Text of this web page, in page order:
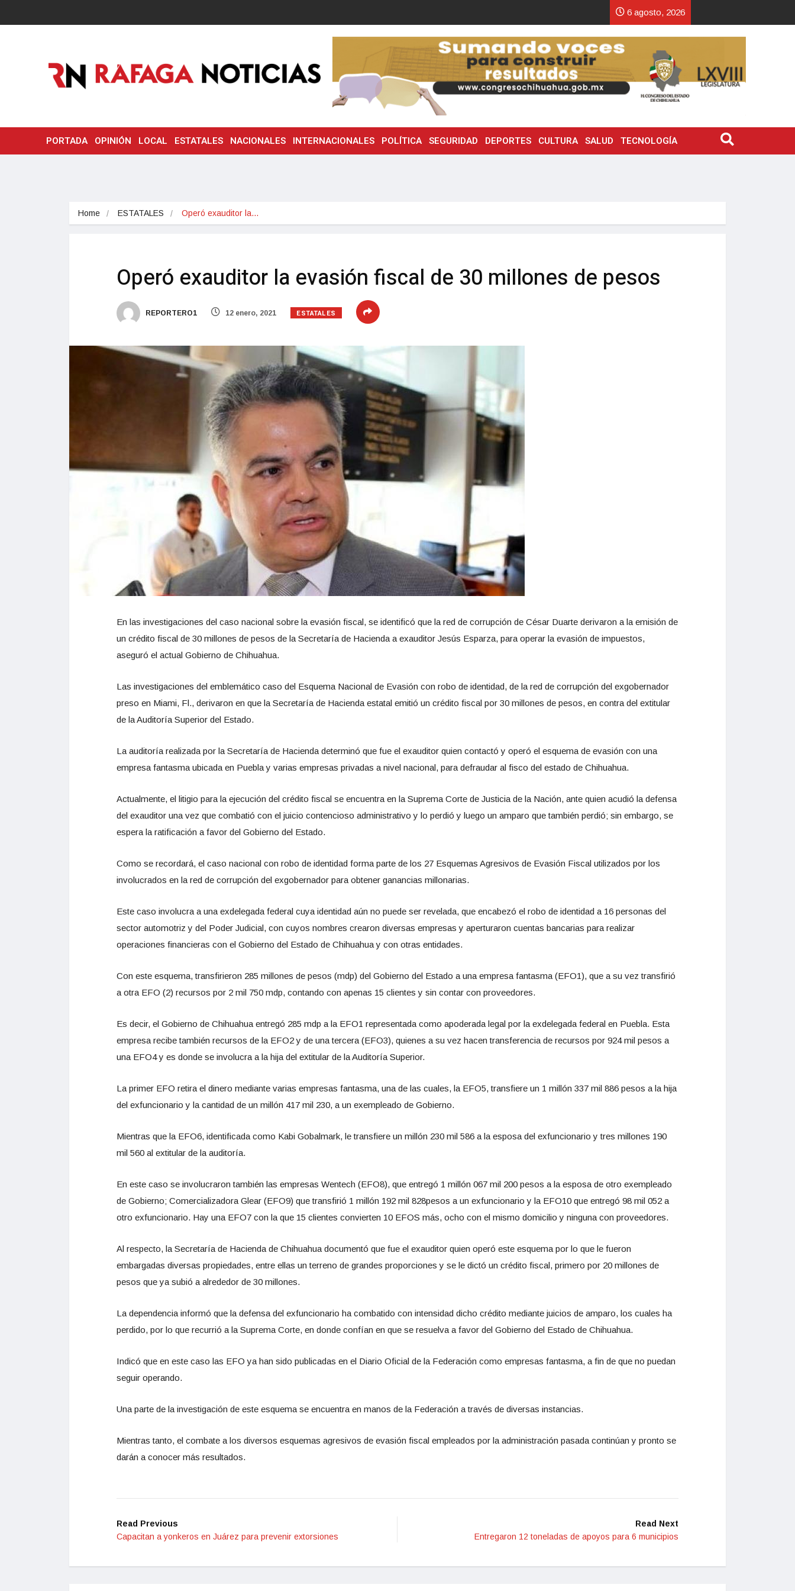
6 agosto, 2026
PORTADA OPINIÓN LOCAL ESTATALES NACIONALES INTERNACIONALES POLÍTICA SEGURIDAD DEPORTES CULTURA SALUD TECNOLOGÍA
Home ESTATALES Operó exauditor la…
Operó exauditor la evasión fiscal de 30 millones de pesos
REPORTERO1 12 enero, 2021 ESTATALES
En las investigaciones del caso nacional sobre la evasión fiscal, se identificó que la red de corrupción de César Duarte derivaron a la emisión de
un crédito fiscal de 30 millones de pesos de la Secretaría de Hacienda a exauditor Jesús Esparza, para operar la evasión de impuestos,
aseguró el actual Gobierno de Chihuahua.
Las investigaciones del emblemático caso del Esquema Nacional de Evasión con robo de identidad, de la red de corrupción del exgobernador
preso en Miami, Fl., derivaron en que la Secretaría de Hacienda estatal emitió un crédito fiscal por 30 millones de pesos, en contra del extitular
de la Auditoría Superior del Estado.
La auditoría realizada por la Secretaría de Hacienda determinó que fue el exauditor quien contactó y operó el esquema de evasión con una
empresa fantasma ubicada en Puebla y varias empresas privadas a nivel nacional, para defraudar al fisco del estado de Chihuahua.
Actualmente, el litigio para la ejecución del crédito fiscal se encuentra en la Suprema Corte de Justicia de la Nación, ante quien acudió la defensa
del exauditor una vez que combatió con el juicio contencioso administrativo y lo perdió y luego un amparo que también perdió; sin embargo, se
espera la ratificación a favor del Gobierno del Estado.
Como se recordará, el caso nacional con robo de identidad forma parte de los 27 Esquemas Agresivos de Evasión Fiscal utilizados por los
involucrados en la red de corrupción del exgobernador para obtener ganancias millonarias.
Este caso involucra a una exdelegada federal cuya identidad aún no puede ser revelada, que encabezó el robo de identidad a 16 personas del
sector automotriz y del Poder Judicial, con cuyos nombres crearon diversas empresas y aperturaron cuentas bancarias para realizar
operaciones financieras con el Gobierno del Estado de Chihuahua y con otras entidades.
Con este esquema, transfirieron 285 millones de pesos (mdp) del Gobierno del Estado a una empresa fantasma (EFO1), que a su vez transfirió
a otra EFO (2) recursos por 2 mil 750 mdp, contando con apenas 15 clientes y sin contar con proveedores.
Es decir, el Gobierno de Chihuahua entregó 285 mdp a la EFO1 representada como apoderada legal por la exdelegada federal en Puebla. Esta
empresa recibe también recursos de la EFO2 y de una tercera (EFO3), quienes a su vez hacen transferencia de recursos por 924 mil pesos a
una EFO4 y es donde se involucra a la hija del extitular de la Auditoría Superior.
La primer EFO retira el dinero mediante varias empresas fantasma, una de las cuales, la EFO5, transfiere un 1 millón 337 mil 886 pesos a la hija
del exfuncionario y la cantidad de un millón 417 mil 230, a un exempleado de Gobierno.
Mientras que la EFO6, identificada como Kabi Gobalmark, le transfiere un millón 230 mil 586 a la esposa del exfuncionario y tres millones 190
mil 560 al extitular de la auditoría.
En este caso se involucraron también las empresas Wentech (EFO8), que entregó 1 millón 067 mil 200 pesos a la esposa de otro exempleado
de Gobierno; Comercializadora Glear (EFO9) que transfirió 1 millón 192 mil 828pesos a un exfuncionario y la EFO10 que entregó 98 mil 052 a
otro exfuncionario. Hay una EFO7 con la que 15 clientes convierten 10 EFOS más, ocho con el mismo domicilio y ninguna con proveedores.
Al respecto, la Secretaría de Hacienda de Chihuahua documentó que fue el exauditor quien operó este esquema por lo que le fueron
embargadas diversas propiedades, entre ellas un terreno de grandes proporciones y se le dictó un crédito fiscal, primero por 20 millones de
pesos que ya subió a alrededor de 30 millones.
La dependencia informó que la defensa del exfuncionario ha combatido con intensidad dicho crédito mediante juicios de amparo, los cuales ha
perdido, por lo que recurrió a la Suprema Corte, en donde confían en que se resuelva a favor del Gobierno del Estado de Chihuahua.
Indicó que en este caso las EFO ya han sido publicadas en el Diario Oficial de la Federación como empresas fantasma, a fin de que no puedan
seguir operando.
Una parte de la investigación de este esquema se encuentra en manos de la Federación a través de diversas instancias.
Mientras tanto, el combate a los diversos esquemas agresivos de evasión fiscal empleados por la administración pasada continúan y pronto se
darán a conocer más resultados.
Read Previous
Capacitan a yonkeros en Juárez para prevenir extorsiones
Read Next
Entregaron 12 toneladas de apoyos para 6 municipios